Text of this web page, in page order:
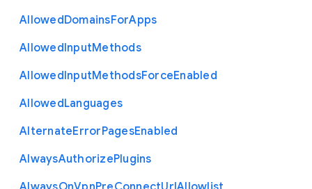
AllowedDomainsForApps
AllowedInputMethods
AllowedInputMethodsForceEnabled
AllowedLanguages
AlternateErrorPagesEnabled
AlwaysAuthorizePlugins